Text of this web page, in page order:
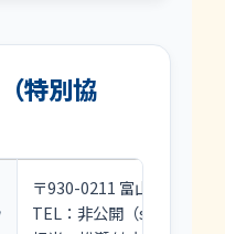
特別協
〒930-0211 富山県中新川
TEL：非公開（